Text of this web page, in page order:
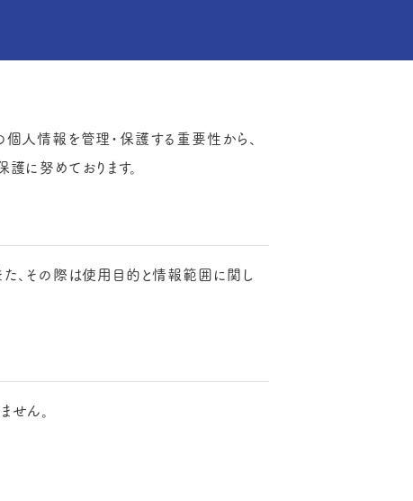
個人情報を管理・保護する重要性から、
に努めております。
、その際は使用目的と情報範囲に関し
せん。